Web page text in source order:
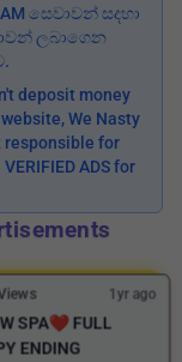
සෙවාවන් සදහා
ලබාගෙන
deposit money
We Nasty
responsible for
ADS for
1yr ago
SPA❤️ FULL
ENDING